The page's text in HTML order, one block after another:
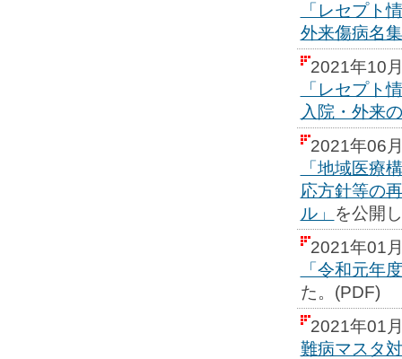
「レセプト
外来傷病名
2021年10
「レセプト
入院・外来
2021年06
「地域医療
応方針等の
ル」
を公開
2021年01
「令和元年
た。(PDF)
2021年01
難病マスタ